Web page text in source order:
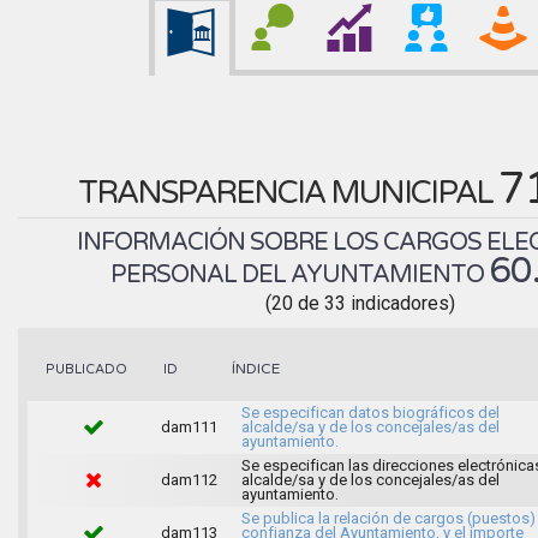
TRANSPARENCIA MUNICIPAL
INFORMACIÓN SOBRE LOS CARGOS
PERSONAL DEL AYUNTAMIENTO
(20 de 33 indicadores)
PUBLICADO ID ÍNDICE
dam111
Se especifican datos biográficos del
alcalde/sa y de los concejales/as del
ayuntamiento.
dam112
Se especifican las direcciones
alcalde/sa y de los concejales/as del
ayuntamiento.
dam113
Se publica la relación de cargos
confianza del Ayuntamiento, y el importe